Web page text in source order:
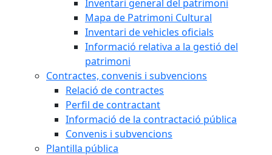
Inventari general del patrimoni
Mapa de Patrimoni Cultural
Inventari de vehicles oficials
Informació relativa a la gestió del
patrimoni
Contractes, convenis i subvencions
Relació de contractes
Perfil de contractant
Informació de la contractació pública
Convenis i subvencions
Plantilla pública